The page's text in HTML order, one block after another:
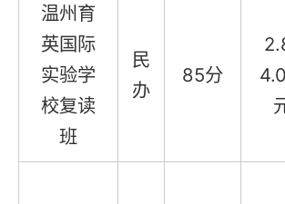
温州育
英国际
实验学
校复读
班
民
办
85分